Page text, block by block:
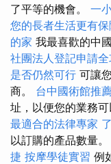
了平等的機會。 一
您的長者生活更有
的家 我最喜歡的中
社團法人登記申請全
是否仍然可行 可讓
商。 台中國術館推
址，以便您的業務可
最適合的法律專家
以訂購的產品數量。
捷 按摩學徒實習 例